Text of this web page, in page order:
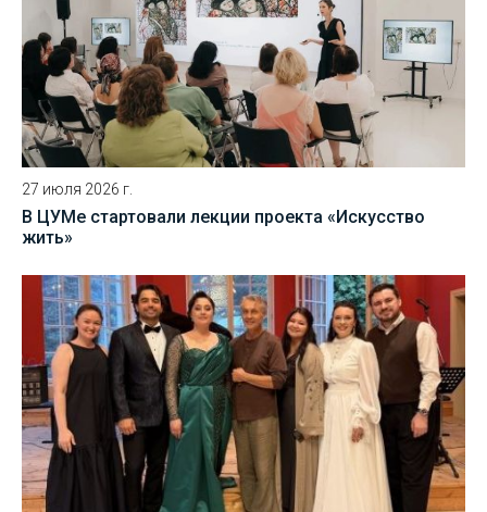
27 июля 2026 г.
В ЦУМе стартовали лекции проекта «Искусство
жить»